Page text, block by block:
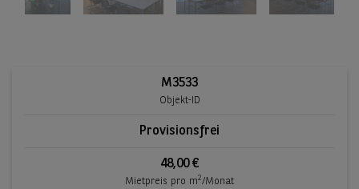
M3533
Objekt-ID
Provisionsfrei
48,00 €
Mietpreis pro m2/Monat